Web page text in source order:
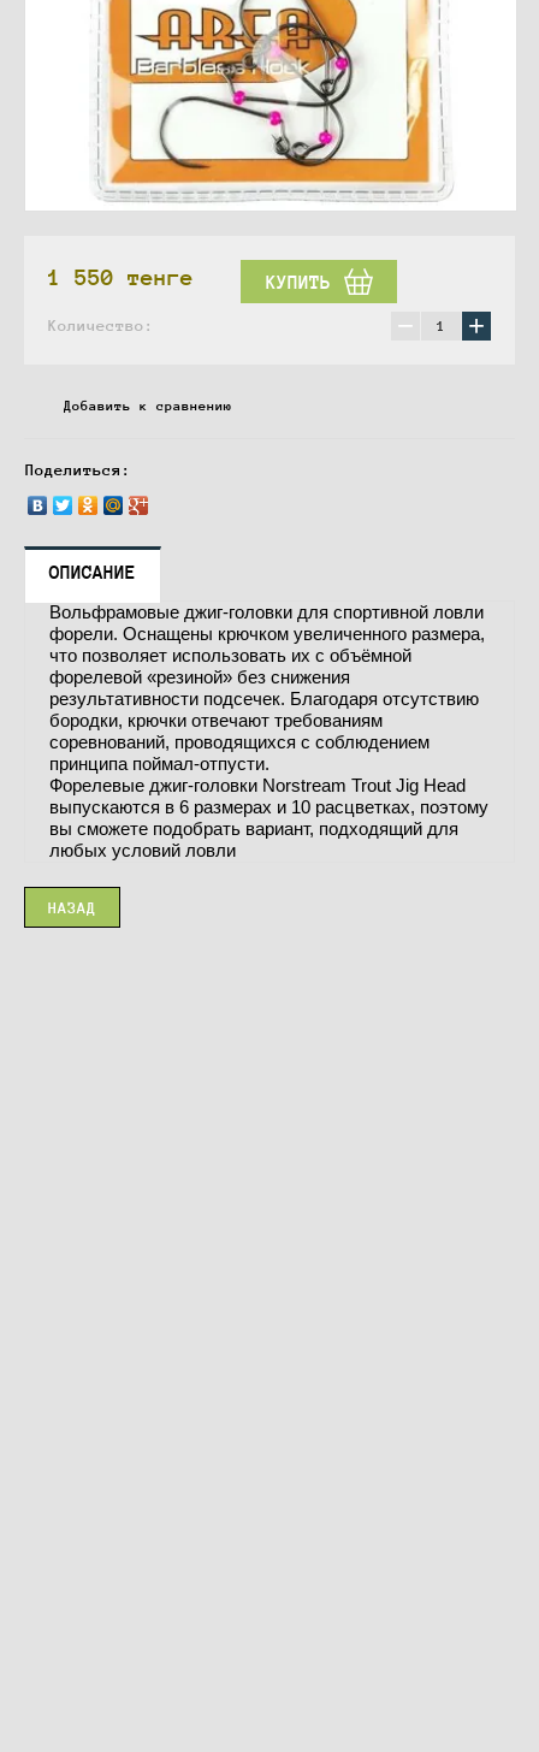
1 550 тенге КУПИТЬ
Количество: − +
Добавить к сравнению
Поделиться:
ОПИСАНИЕ
Вольфрамовые джиг-головки для спортивной ловли
форели. Оснащены крючком увеличенного размера,
что позволяет использовать их с объёмной
форелевой «резиной» без снижения
результативности подсечек. Благодаря отсутствию
бородки, крючки отвечают требованиям
соревнований, проводящихся с соблюдением
принципа поймал-отпусти.
Форелевые джиг-головки Norstream Trout Jig Head
выпускаются в 6 размерах и 10 расцветках, поэтому
вы сможете подобрать вариант, подходящий для
любых условий ловли
НАЗАД